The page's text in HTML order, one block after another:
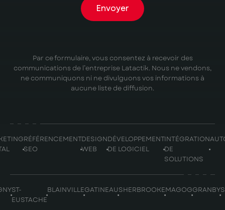
Envoyer
Par ce formulaire, vous consentez à recevoir des
communications de l’entreprise Latactik. Nous ne vendons,
ne communiquons ni ne divulguons vos informations à
aucune liste de diffusion.
RÉFÉRENCEMENT
SEO
DESIGN
WEB
DÉVELOPPEMENT
DE LOGICIEL
INTÉGRATION
DE
SOLUTIONS
ST-
EUSTACHE
BLAINVILLEGATINEAUSHERBROOKEMAGOGGRANBY